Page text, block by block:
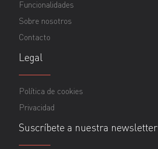
Funcionalidades
Sobre nosotros
Contacto
Legal
Política de cookies
Privacidad
Suscríbete a nuestra newsletter